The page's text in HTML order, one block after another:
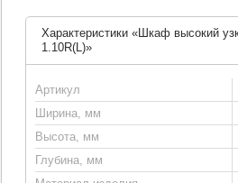
Характеристики «Шкаф высокий
1.10R(L)»
Артикул
Ширина, мм
Высота, мм
Глубина, мм